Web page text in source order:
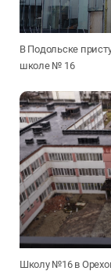
В Подольске
школе № 16
Школу №16 в